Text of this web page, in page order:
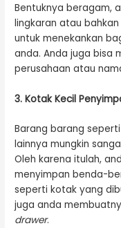
Bentuknya beragam,
lingkaran atau
untuk menekankan
anda. Anda juga bisa
perusahaan atau
3. Kotak Kecil
Barang barang
lainnya mungkin
Oleh karena itulah,
menyimpan benda-
seperti kotak yang
juga anda
drawer.